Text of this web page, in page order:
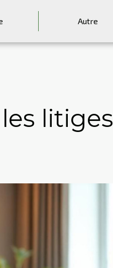
Autre
litiges